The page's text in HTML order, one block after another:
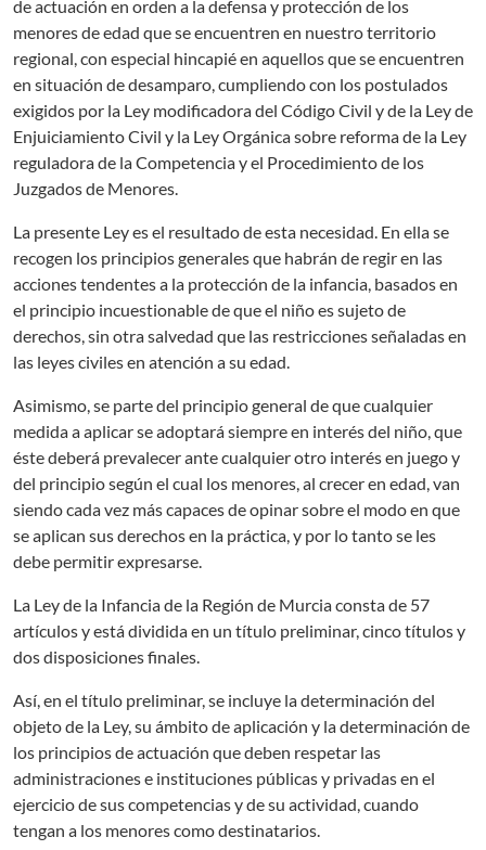
de actuación en orden a la defensa y protección de los
menores de edad que se encuentren en nuestro territorio
regional, con especial hincapié en aquellos que se encuentren
en situación de desamparo, cumpliendo con los postulados
exigidos por la Ley modificadora del Código Civil y de la Ley de
Enjuiciamiento Civil y la Ley Orgánica sobre reforma de la Ley
reguladora de la Competencia y el Procedimiento de los
Juzgados de Menores.
La presente Ley es el resultado de esta necesidad. En ella se
recogen los principios generales que habrán de regir en las
acciones tendentes a la protección de la infancia, basados en
el principio incuestionable de que el niño es sujeto de
derechos, sin otra salvedad que las restricciones señaladas en
las leyes civiles en atención a su edad.
Asimismo, se parte del principio general de que cualquier
medida a aplicar se adoptará siempre en interés del niño, que
éste deberá prevalecer ante cualquier otro interés en juego y
del principio según el cual los menores, al crecer en edad, van
siendo cada vez más capaces de opinar sobre el modo en que
se aplican sus derechos en la práctica, y por lo tanto se les
debe permitir expresarse.
La Ley de la Infancia de la Región de Murcia consta de 57
artículos y está dividida en un título preliminar, cinco títulos y
dos disposiciones finales.
Así, en el título preliminar, se incluye la determinación del
objeto de la Ley, su ámbito de aplicación y la determinación de
los principios de actuación que deben respetar las
administraciones e instituciones públicas y privadas en el
ejercicio de sus competencias y de su actividad, cuando
tengan a los menores como destinatarios.